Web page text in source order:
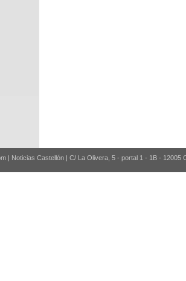
| Noticias Castellón | C/ La Olivera, 5 - portal 1 - 1B - 12005